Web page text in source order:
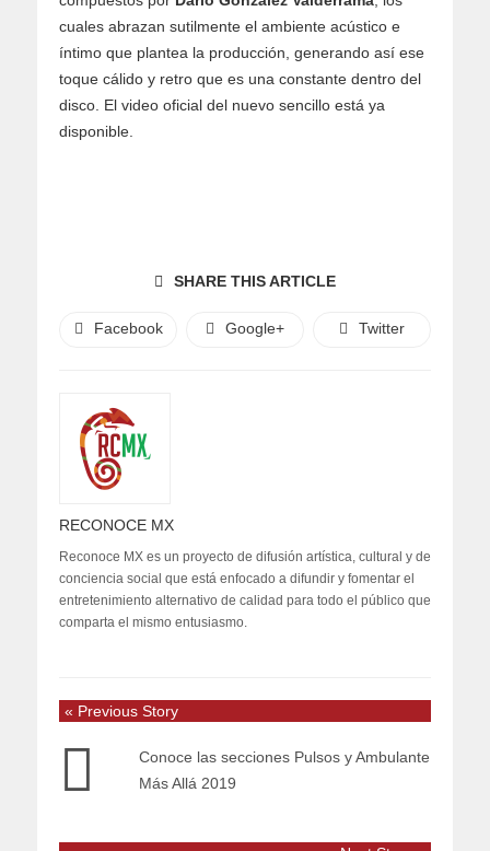
cuales abrazan sutilmente el ambiente acústico e
íntimo que plantea la producción, generando así ese
toque cálido y retro que es una constante dentro del
disco. El video oficial del nuevo sencillo está ya
disponible.
SHARE THIS ARTICLE
Facebook Google+ Twitter
RECONOCE MX
Reconoce MX es un proyecto de difusión artística, cultural y de
conciencia social que está enfocado a difundir y fomentar el
entretenimiento alternativo de calidad para todo el público que
comparta el mismo entusiasmo.
« Previous Story
Conoce las secciones Pulsos y Ambulante
Más Allá 2019